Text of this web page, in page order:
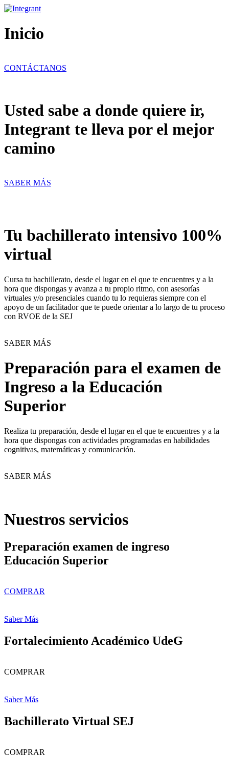
Ir
contenido
Inicio
CONTÁCTANOS
Usted sabe a donde quiere ir,
Integrant te lleva por el mejor
camino
SABER MÁS
Tu bachillerato intensivo 100%
virtual
Cursa tu bachillerato, desde el lugar en el que te encuentres y a la
hora que dispongas y avanza a tu propio ritmo, con asesorías
virtuales y/o presenciales cuando tu lo requieras siempre con el
apoyo de un facilitador que te puede orientar a lo largo de tu proceso
con RVOE de la SEJ
SABER MÁS
Preparación para el examen de
Ingreso a la Educación
Superior
Realiza tu preparación, desde el lugar en el que te encuentres y a la
hora que dispongas con actividades programadas en habilidades
cognitivas, matemáticas y comunicación.
SABER MÁS
Nuestros servicios
Preparación examen de ingreso
Educación Superior
COMPRAR
Saber Más
Fortalecimiento Académico UdeG
COMPRAR
Saber Más
Bachillerato Virtual SEJ
COMPRAR